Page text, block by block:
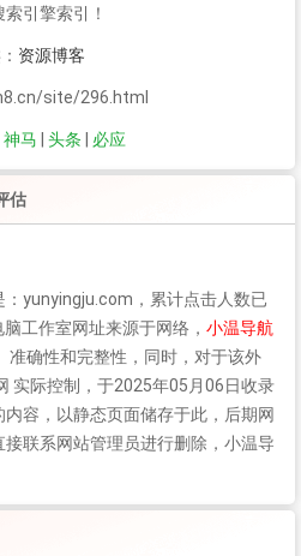
引擎索引！
资源博客
site/296.html
神马 头条 必应
估
：yunyingju.com，累计点击人数已
工作室网址来源于网络， 小温导航
准确性和完整性，同时，对于该外
实际控制，于2025年05月06日收录
容，以静态页面储存于此，后期网
联系网站管理员进行删除，小温导